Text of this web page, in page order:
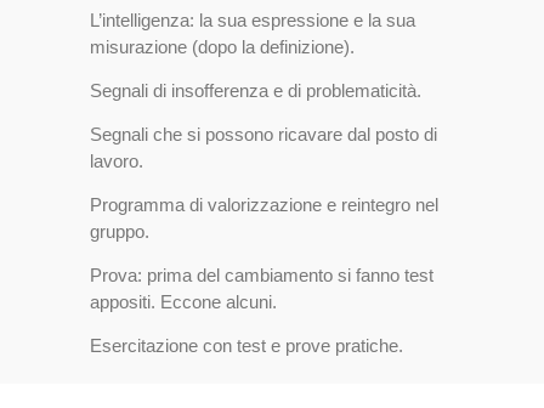
L’intelligenza: la sua espressione e la sua
misurazione (dopo la definizione).
Segnali di insofferenza e di problematicità.
Segnali che si possono ricavare dal posto di
lavoro.
Programma di valorizzazione e reintegro nel
gruppo.
Prova: prima del cambiamento si fanno test
appositi. Eccone alcuni.
Esercitazione con test e prove pratiche.